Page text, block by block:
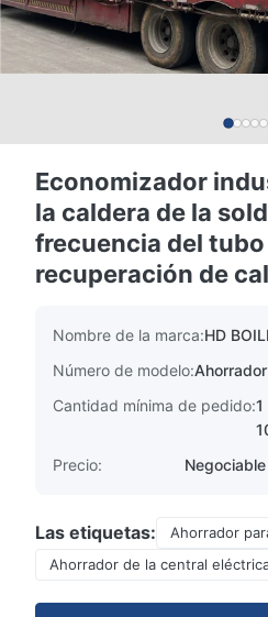
Economizador
la caldera de la
frecuencia del tubo
recuperación de
Nombre de la marca:HD
Número de modelo:Ahorrador
Cantidad mínima de pedido:1
Precio:
Negociable
Las etiquetas:
Ahorrador
Ahorrador de la central